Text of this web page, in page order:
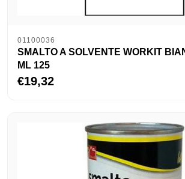
01100036
SMALTO A SOLVENTE WORKIT
ML 125
€19,32